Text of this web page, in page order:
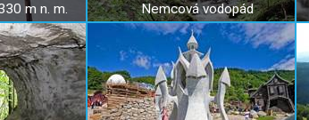
m n. m. Nemcová vodopád